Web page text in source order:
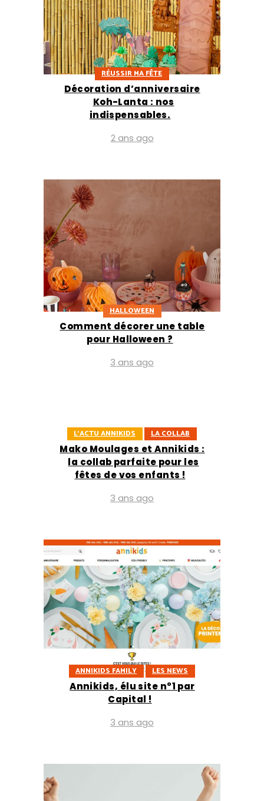
RÉUSSIR MA FÊTE
Décoration d’anniversaire
Koh-Lanta : nos
indispensables.
2 ans ago
HALLOWEEN
Comment décorer une table
pour Halloween ?
3 ans ago
L'ACTU ANNIKIDS LA COLLAB
Mako Moulages et Annikids :
la collab parfaite pour les
fêtes de vos enfants !
3 ans ago
ANNIKIDS FAMILY LES NEWS
Annikids, élu site n°1 par
Capital !
3 ans ago